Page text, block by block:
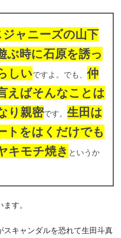
ャニーズの山下
ぶ時に石原を誘っ
しいですよ。でも、仲
えばそんなことは
り親密です。 生田は
トをはくだけでも
キモチ焼き というか
す。
スキャンダルを恐れて生田斗真